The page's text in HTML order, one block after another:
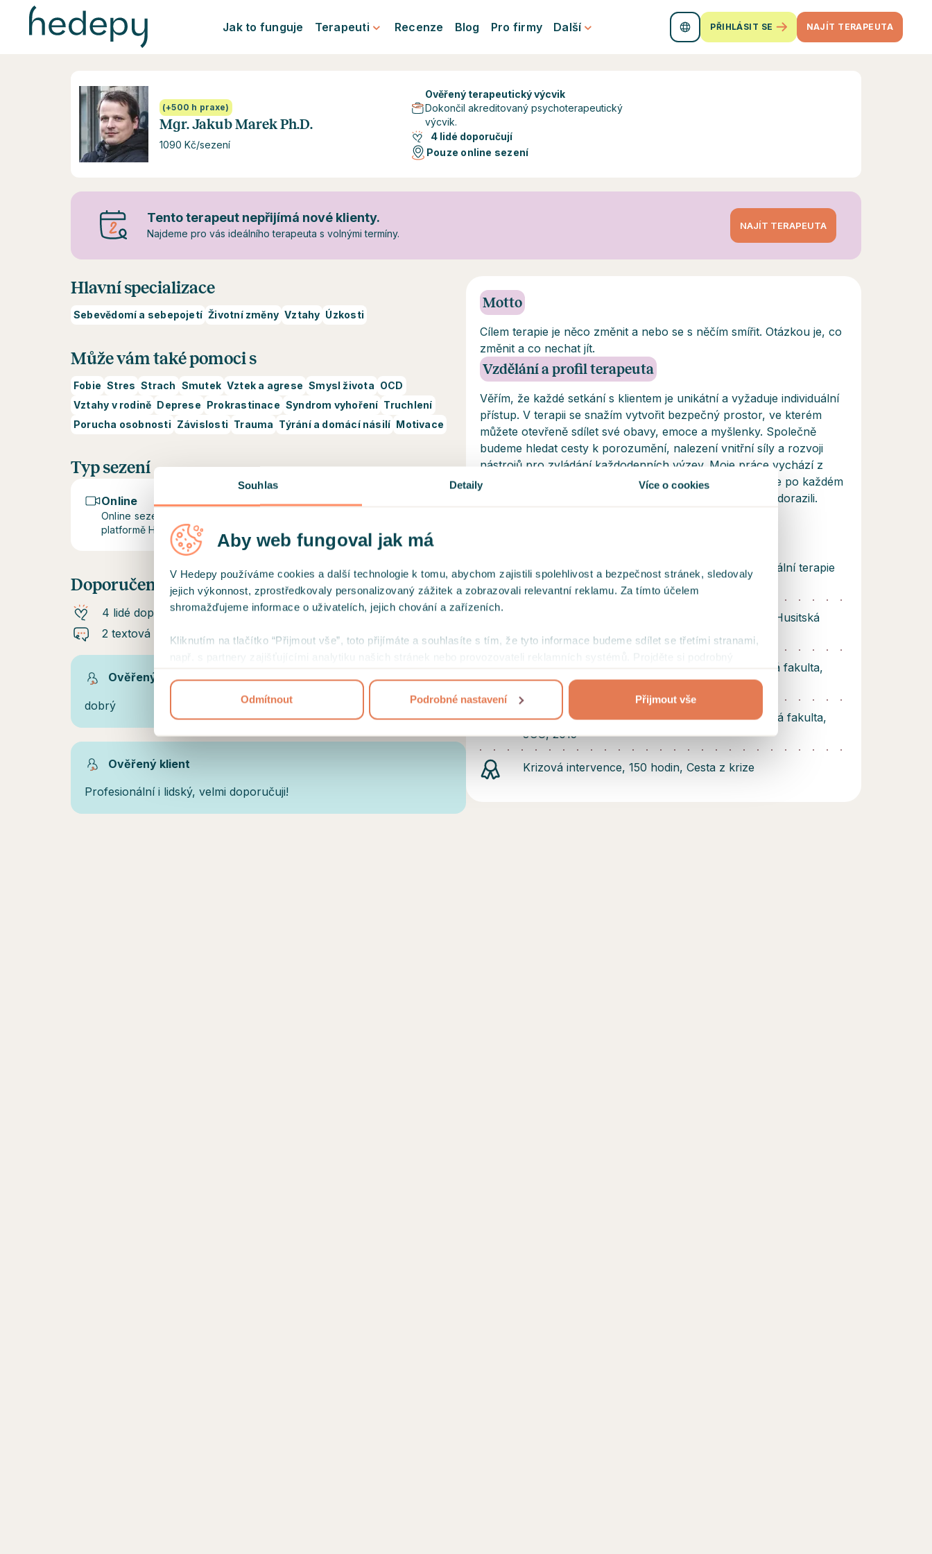
Souhlas Detaily Více o cookies
Aby web fungoval jak má
V Hedepy používáme cookies a další technologie k tomu, abychom zajistili spolehlivost a bezpečnost stránek, sledovaly
jejich výkonnost, zprostředkovaly personalizovaný zážitek a zobrazovali relevantní reklamu. Za tímto účelem
shromažďujeme informace o uživatelích, jejich chování a zařízeních.
Kliknutím na tlačítko “Přijmout vše”, toto přijímáte a souhlasíte s tím, že tyto informace budeme sdílet se třetími stranami,
např. s partnery zajišťujícími analytiku našich stránek nebo provozovateli reklamních systémů. Projděte si podrobný
Odmítnout Podrobné nastavení Přijmout vše
Jak to funguje Terapeuti Recenze Blog Pro firmy Další PŘIHLÁSIT SE NAJÍT TERAPEUTA
(+500 h praxe)
Mgr. Jakub Marek Ph.D.
1090 Kč/sezení
Ověřený terapeutický výcvik
Dokončil akreditovaný psychoterapeutický
výcvik.
4 lidé doporučují
Pouze online sezení
Tento terapeut nepřijímá nové klienty.
Najdeme pro vás ideálního terapeuta s volnými termíny.
NAJÍT TERAPEUTA
Hlavní specializace
Sebevědomí a sebepojetí Životní změny Vztahy Úzkosti
Může vám také pomoci s
Fobie Stres Strach Smutek Vztek a agrese Smysl života OCD
Vztahy v rodině Deprese Prokrastinace Syndrom vyhoření Truchlení
Porucha osobnosti Závislosti Trauma Týrání a domácí násilí Motivace
Typ sezení
Online
Online sezení probíhají prostřednictvím zabezpečených videohovorů na
platformě Hedepy.
Doporučení od klientů
4 lidé doporučují
2 textová doporučení
Ověřený klient
dobrý
Ověřený klient
Profesionální i lidský, velmi doporučuji!
Motto
Cílem terapie je něco změnit a nebo se s něčím smířit. Otázkou je, co
změnit a co nechat jít.
Vzdělání a profil terapeuta
Věřím, že každé setkání s klientem je unikátní a vyžaduje individuální
přístup. V terapii se snažím vytvořit bezpečný prostor, ve kterém
můžete otevřeně sdílet své obavy, emoce a myšlenky. Společně
budeme hledat cesty k porozumění, nalezení vnitřní síly a rozvoji
nástrojů pro zvládání každodenních výzev. Moje práce vychází z
principů empatie, respektu a důvěry a budeme doufat, že po každém
sezení se budete cítit o něco lépe, než když jste ke mně dorazili.
Psychoterapeutický výcvik Kognitivně- behaviorální terapie
Odysea, 550 hodin, 2010-2014
Magister učitelství náboženství, filozofie a etiky Husitská
teologická fakulta, Cuni, 2005
Bakalář Sociální Pedagogika, Husitská teologická fakulta,
Cuni, 2011
Doktorát, Pedagogická Psychologie, Pedagogická fakulta,
JCU, 2015
Krizová intervence, 150 hodin, Cesta z krize